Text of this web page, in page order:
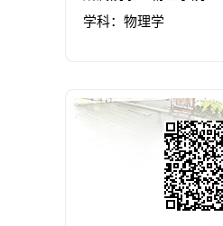
学科：物理学